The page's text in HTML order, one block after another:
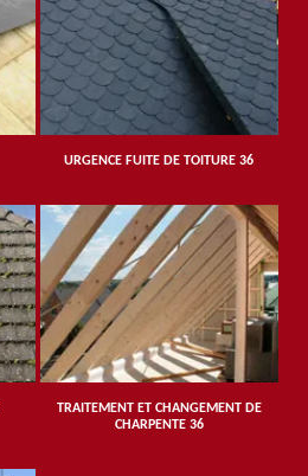
URGENCE FUITE DE TOITURE 36
TRAITEMENT ET CHANGEMENT DE
CHARPENTE 36